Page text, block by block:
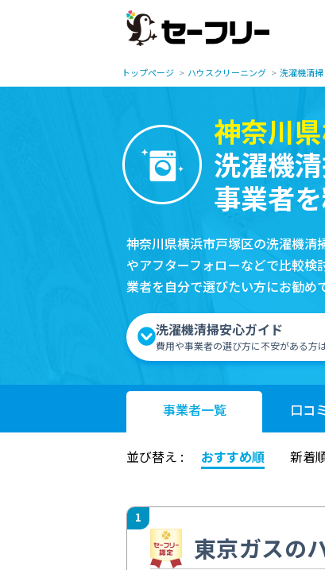
トップページ ハウスクリーニング 洗濯機清掃
神奈川
洗濯機
事業者
神奈川県横浜市戸塚区の洗濯機清
やアフターフォローなどで比較検
業者を自分で選びたい方にお勧め
洗濯機清掃安心ガイド
費用や事業者の選び方に不安がある方
事業者一覧 口コミ
並び替え : おすすめ順 新着
1
東京ガスの